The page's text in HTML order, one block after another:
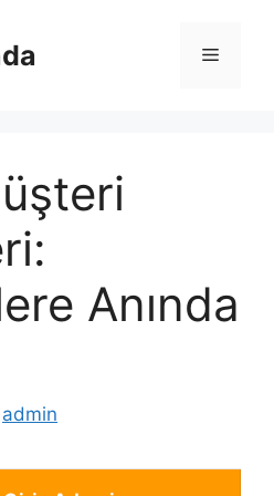
Menü
Anında
admin